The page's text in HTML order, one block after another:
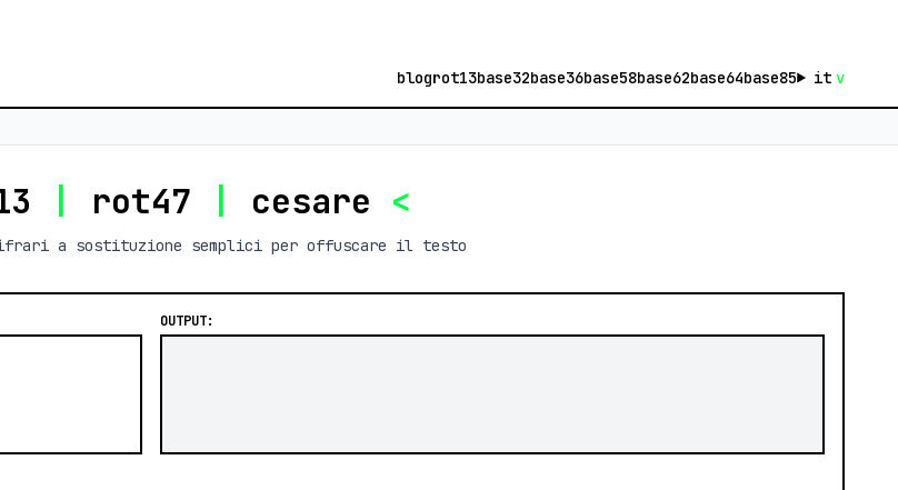
blogrot13base32base36base58base62base64base85 it v
rot47 cesare <
cifrari a sostituzione semplici per offuscare il testo
OUTPUT: